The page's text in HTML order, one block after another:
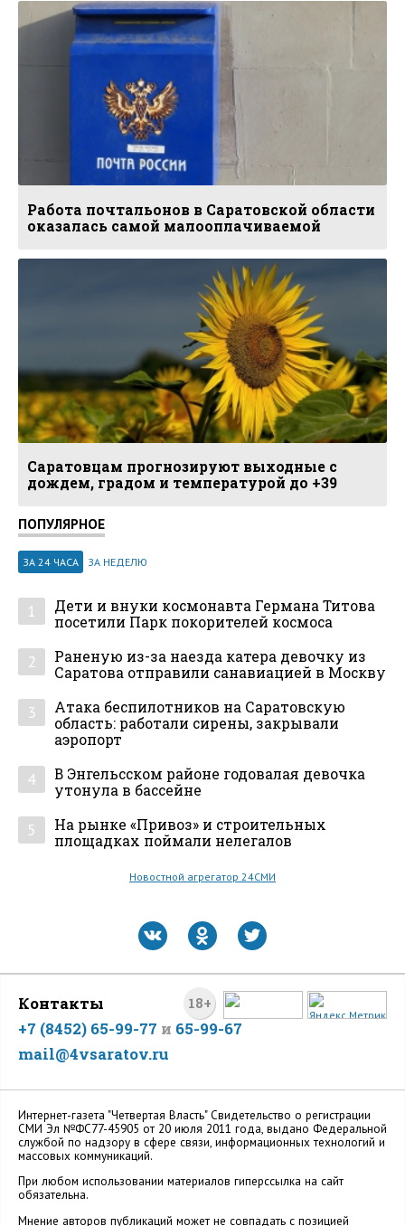
Работа почтальонов в Саратовской области
оказалась самой малооплачиваемой
Саратовцам прогнозируют выходные с
дождем, градом и температурой до +39
ПОПУЛЯРНОЕ
ЗА 24 ЧАСА ЗА НЕДЕЛЮ
1
Дети и внуки космонавта Германа Титова
посетили Парк покорителей космоса
2
Раненую из-за наезда катера девочку из
Саратова отправили санавиацией в Москву
3
Атака беспилотников на Саратовскую
область: работали сирены, закрывали
аэропорт
4
В Энгельсском районе годовалая девочка
утонула в бассейне
5
На рынке «Привоз» и строительных
площадках поймали нелегалов
Новостной агрегатор 24СМИ
18+
Контакты
+7 (8452) 65-99-77 и 65-99-67
mail@4vsaratov.ru
Интернет-газета "Четвертая Власть" Cвидетельство о регистрации
СМИ Эл №ФС77-45905 от 20 июля 2011 года, выдано Федеральной
службой по надзору в сфере связи, информационных технологий и
массовых коммуникаций.
При любом использовании материалов гиперссылка на сайт
обязательна.
Мнение авторов публикаций может не совпадать с позицией